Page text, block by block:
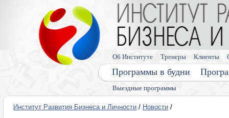
Выездные программы
Программы в будни
Об Институте Тренеры Клиенты
Институт Развития Бизнеса и Личности / Новости /